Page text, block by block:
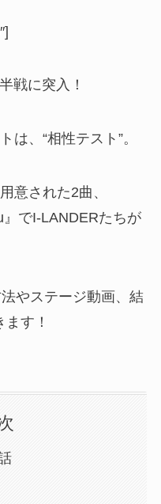
戦に突入！
は、“相性テスト”。
意された2曲、
』でI-LANDERたちが
やステージ動画、結
す！